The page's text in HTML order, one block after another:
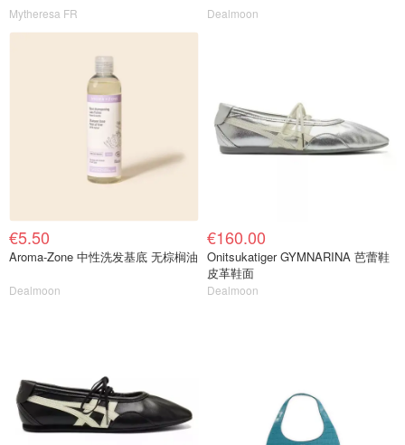
Mytheresa FR Dealmoon
€5.50
Aroma-Zone 中性洗发基底 无棕榈油
Dealmoon
€160.00
Onitsukatiger GYMNARINA 芭蕾鞋
皮革鞋面
Dealmoon